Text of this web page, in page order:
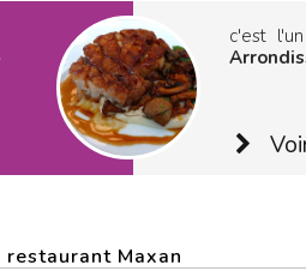
c'est
Maxan